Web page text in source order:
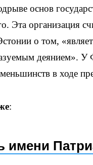
основ
Эта организация
о том,
деянием». У
в ходе
: